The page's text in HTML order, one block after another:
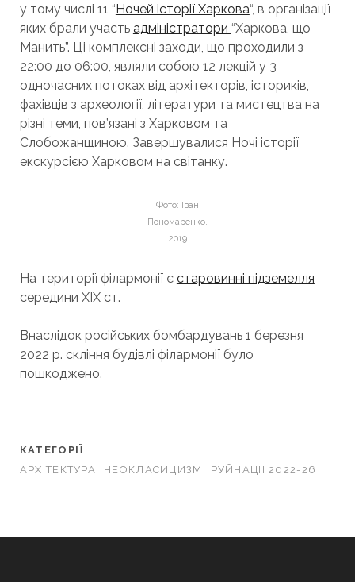
у тому числі 11 “Ночей історії Харкова“, в організації
яких брали участь адміністратори “Харкова, що
Манить”. Ці комплексні заходи, що проходили з
22:00 до 06:00, являли собою 12 лекцій у 3
одночасних потоках від архітекторів, істориків,
фахівців з археології, літератури та мистецтва на
різні теми, пов’язані з Харковом та
Слобожанщиною. Завершувалися Ночі історії
екскурсією Харковом на світанку.
Фото: Іван
Пономаренко,
2019
На території філармонії є старовинні підземелля
середини XIX ст.
Внаслідок російських бомбардувань 1 березня
2022 р. скління будівлі філармонії було
пошкоджено.
КАТЕГОРІЇ
АРХІТЕКТУРА
НЕОКЛАСИЦИЗМ РУЙНАЦІЇ 2022-26